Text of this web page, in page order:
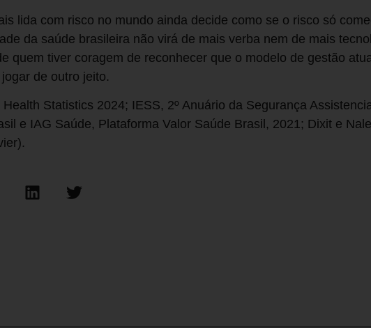
lida com risco no mundo ainda decide como se o risco só
da saúde brasileira não virá de mais verba nem de mais
quem tiver coragem de reconhecer que o modelo de gestão
de outro jeito.
Statistics 2024; IESS, 2º Anuário da Segurança
e IAG Saúde, Plataforma Valor Saúde Brasil, 2021; Dixit e